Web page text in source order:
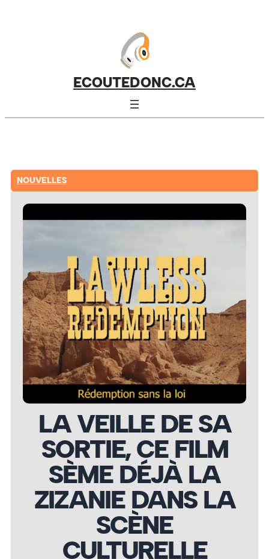
ECOUTEDONC.CA
NOUVELLES
LA VEILLE DE SA
SORTIE, CE FILM
SÈME DÉJÀ LA
ZIZANIE DANS LA
SCÈNE
CULTURELLE